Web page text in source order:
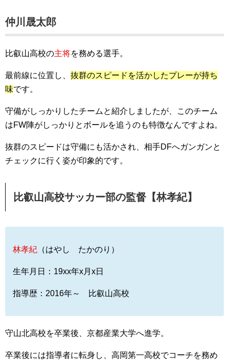
仲川晟太郎
比叡山高校の主将を務める選手。
最前線に位置し、 抜群のスピードを活かしたプレーが持ち
味です。
守備がしっかりしたチームと紹介しましたが、このチーム
はFW陣がしっかりとボールを追うのも特徴なんですよね。
抜群のスピードは守備にも活かされ、相手DFへガンガンと
チェックに行く姿が印象的です。
比叡山高校サッカー部の監督【林孝紀】
林孝紀 （はやし たかのり）
生年月日：19xx年x月x日
指導歴：2016年～ 比叡山高校
守山北高校を卒業後、京都産業大学へ進学。
卒業後には指導者に転身し、高岡第一高校でコーチを務め